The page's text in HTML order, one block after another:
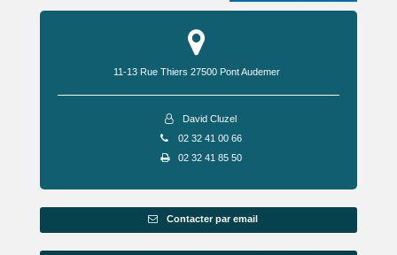
11-13 Rue Thiers 27500 Pont Audemer
David Cluzel
02 32 41 00 66
02 32 41 85 50
Contacter par email